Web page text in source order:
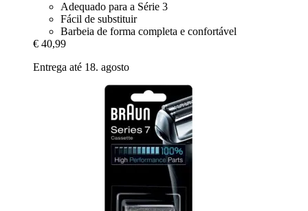
Adequado para a Série 3
Fácil de substituir
Barbeia de forma completa e confortável
€ 40,99
Entrega até 18. agosto